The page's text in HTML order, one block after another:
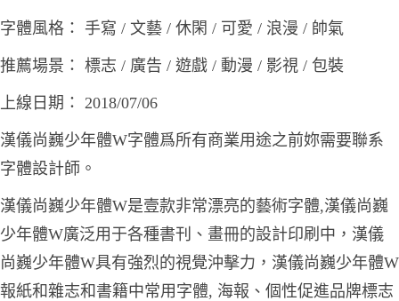
字體風格： 手寫 / 文藝 / 休閑 / 可愛 / 浪漫 / 帥氣
推薦場景： 標志 / 廣告 / 遊戲 / 動漫 / 影視 / 包裝
上線日期： 2018/07/06
漢儀尚巍少年體W字體爲所有商業用途之前妳需要聯系
字體設計師。
漢儀尚巍少年體W是壹款非常漂亮的藝術字體,漢儀尚巍
少年體W廣泛用于各種書刊、畫冊的設計印刷中，漢儀
尚巍少年體W具有強烈的視覺沖擊力，漢儀尚巍少年體W
報紙和雜志和書籍中常用字體, 海報、個性促進品牌標志